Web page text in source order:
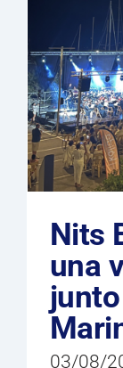
Nits
una
03/08/